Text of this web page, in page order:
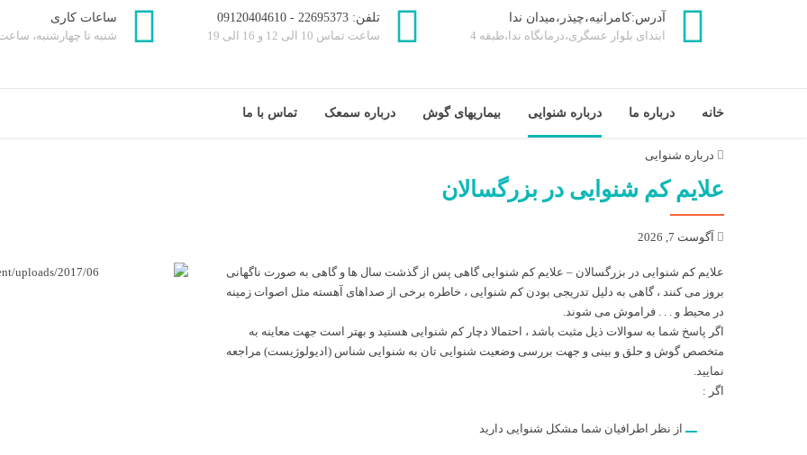
ساعات کاری
شنبه تا چهارشنبه، ساعت 16 تا
تلفن: 22695373 - 09120404610
ساعت تماس 10 الی 12 و 16 الی 19
آدرس:کامرانیه،چیذر،میدان ندا
ابتدای بلوار عسگری،درمانگاه ندا،طبقه 4
خانه درباره ما درباره شنوایی بیماریهای گوش درباره سمعک تماس با ما
درباره شنوایی
علایم کم شنوایی در بزرگسالان
آگوست 7, 2026
علایم کم شنوایی در بزرگسالان – علایمکم شنوایی گاهی پس از گذشت سال ها و گاهی به صورت ناگهانی
بروز می کنند ، گاهی به دلیل تدریجی بودن کم شنوایی ، خاطره برخی از صداهای آهسته مثل اصوات زمینه
در محیط و . . . فراموش می شوند.
اگر پاسخ شما به سوالات ذیل مثبت باشد ، احتمالا دچار کم شنوایی هستید و بهتر است جهت معاینه به
متخصص گوش و حلق و بینی و جهت بررسی وضعیت شنوایی تان به شنوایی شناس (ادیولوژیست) مراجعه
نمایید.
اگر :
از نظر اطرافیان شما مشکل شنوایی دارید